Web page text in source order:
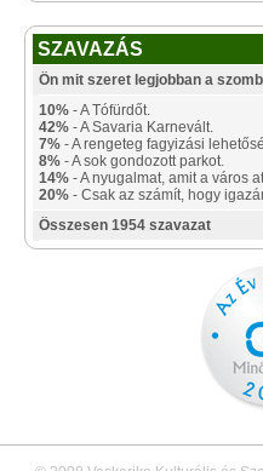
SZAVAZÁS
Ön mit szeret legjobban a
10% - A Tófürdőt.
42% - A Savaria Karnevált.
7% - A rengeteg fagyizási
8% - A sok gondozott parkot.
14% - A nyugalmat, amit a város
20% - Csak az számít, hogy
Összesen 1954 szavazat